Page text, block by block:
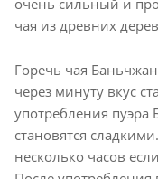
чая из древних
Горечь чая
через минуту вкус
употребления пуэра
становятся
несколько часов